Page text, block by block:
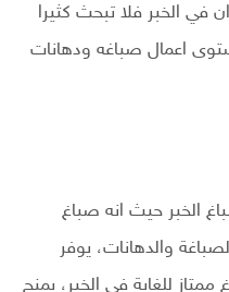
في الخبر فلا تبحث كثيرا
اعمال صباغه ودهانات
الخبر حيث انه صباغ
والدهانات، يوفر
للغاية في الخبر، يمنح